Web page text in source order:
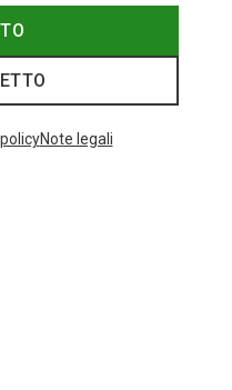
Note legali